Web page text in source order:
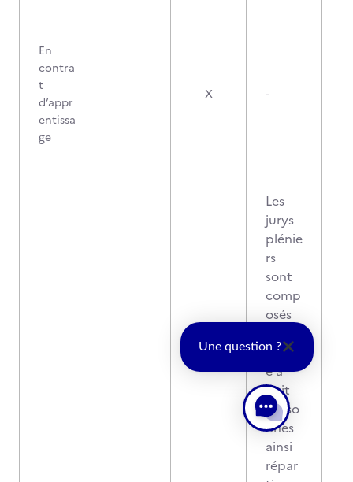
En
contra
t
d’appr
entissa
ge
X -
Les
jurys
plénie
rs
sont
comp
osés
quatr
e à
huit
perso
nnes
ainsi
répar
Une question ?